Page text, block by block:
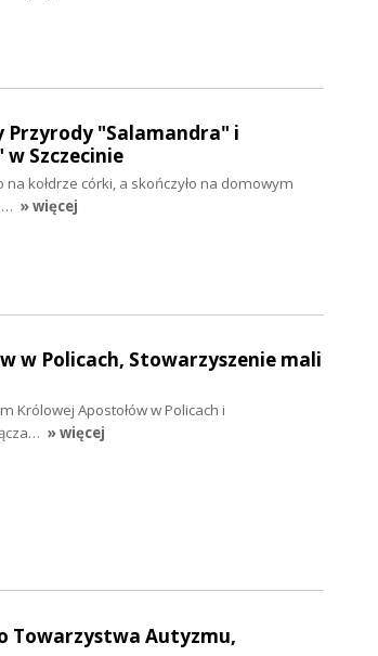
Przyrody "Salamandra" i
Szczecinie
kołdrze córki, a skończyło na domowym
» więcej
w Policach, Stowarzyszenie mali
Królowej Apostołów w Policach i
» więcej
Towarzystwa Autyzmu,